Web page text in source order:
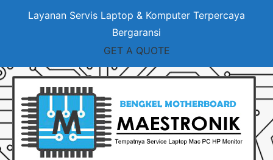
Layanan Servis Laptop & Komputer Terpercaya
Bergaransi
GET A QUOTE